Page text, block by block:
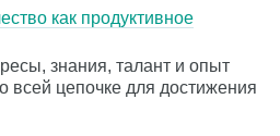
как продуктивное
знания, талант и опыт
всей цепочке для достижения